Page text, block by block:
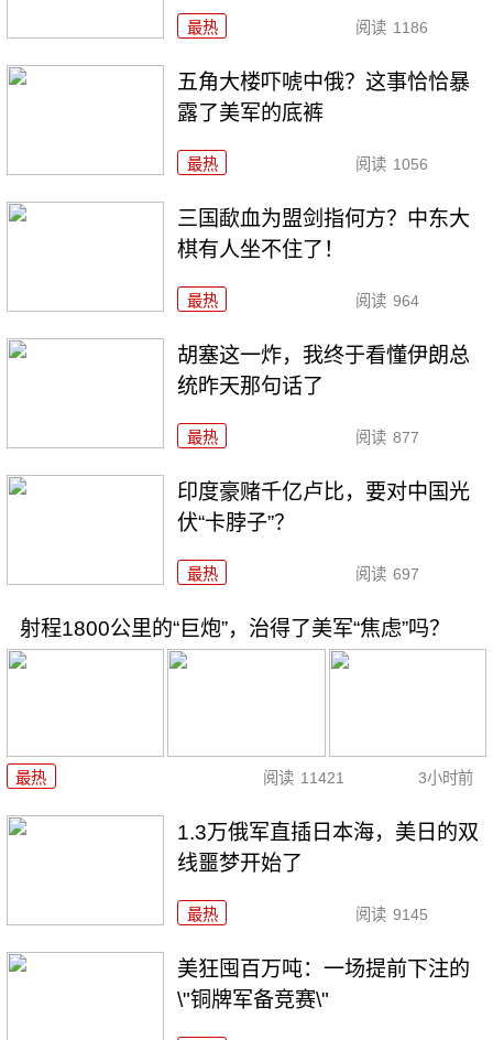
最热 阅读 1186
五角大楼吓唬中俄？这事恰恰暴
露了美军的底裤
最热 阅读 1056
三国歃血为盟剑指何方？中东大
棋有人坐不住了！
最热 阅读 964
胡塞这一炸，我终于看懂伊朗总
统昨天那句话了
最热 阅读 877
印度豪赌千亿卢比，要对中国光
伏“卡脖子”？
最热 阅读 697
射程1800公里的“巨炮”，治得了美军“焦虑”吗？
最热 阅读 11421 3小时前
1.3万俄军直插日本海，美日的双
线噩梦开始了
最热 阅读 9145
美狂囤百万吨：一场提前下注的
\"铜牌军备竞赛\"